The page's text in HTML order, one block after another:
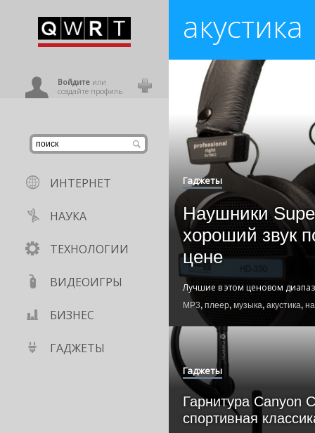
Войдитеили
создайте профиль
ИНТЕРНЕТ
НАУКА
ТЕХНОЛОГИИ
ВИДЕОИГРЫ
БИЗНЕС
ГАДЖЕТЫ
акустика
Гаджеты
Наушники
хороший звук
цене
Лучшие в этом ценовом
MP3, плеер, музыка, акустика,
Гаджеты
Гарнитура Canyon
спортивная